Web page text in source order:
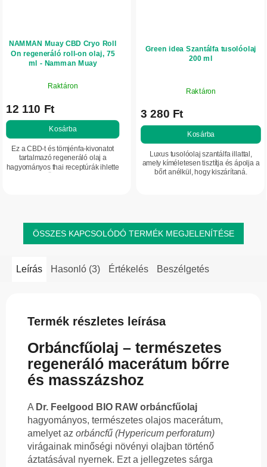
NAMMAN Muay CBD Cryo Roll
On regeneráló roll-on olaj, 75
ml - Namman Muay
Raktáron
12 110 Ft
Kosárba
Ez a CBD-t és tömjénfa-kivonatot
tartalmazó regeneráló olaj a
hagyományos thai receptúrák ihlette
Green idea Szantálfa tusolóolaj
200 ml
Raktáron
3 280 Ft
Kosárba
Luxus tusolóolaj szantálfa illattal,
amely kíméletesen tisztítja és ápolja a
bőrt anélkül, hogy kiszárítaná.
ÖSSZES KAPCSOLÓDÓ TERMÉK MEGJELENÍTÉSE
Leírás Hasonló (3) Értékelés Beszélgetés
Termék részletes leírása
Orbáncfűolaj – természetes
regeneráló macerátum bőrre
és masszázshoz
A Dr. Feelgood BIO RAW orbáncfűolaj
hagyományos, természetes olajos macerátum,
amelyet az orbáncfű (Hypericum perforatum)
virágainak minőségi növényi olajban történő
áztatásával nyernek. Ezt a jellegzetes sárga